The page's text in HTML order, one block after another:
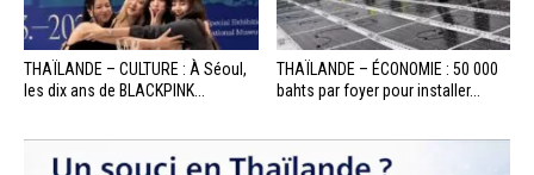
THAÏLANDE – CULTURE : À Séoul,
les dix ans de BLACKPINK...
THAÏLANDE – ÉCONOMIE : 50 000
bahts par foyer pour installer...